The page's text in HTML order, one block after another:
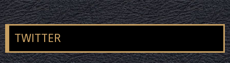
TWITTER